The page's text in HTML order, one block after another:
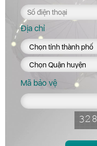
Địa chỉ
Mã bảo vệ